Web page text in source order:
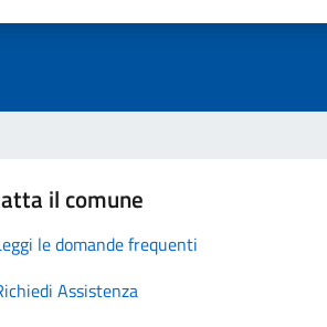
il comune
le domande frequenti
Assistenza